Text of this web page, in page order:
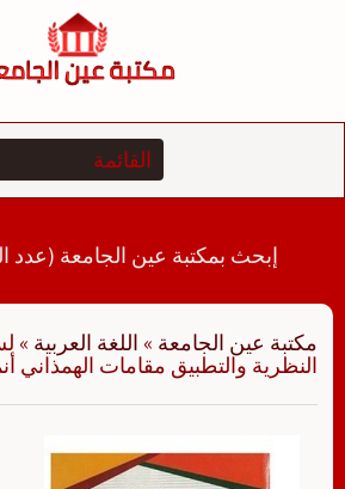
إبحث بمكتبة عين الجامعة (عدد الكتب:
مكتبة عين الجامعة » اللغة العربية »
النظرية والتطبيق مقامات الهمذاني